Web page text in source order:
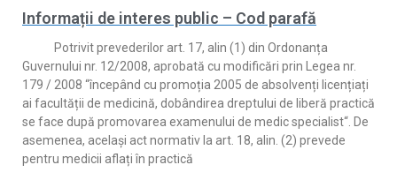
Informații de interes public – Cod parafă
Potrivit prevederilor art. 17, alin (1) din Ordonanța
Guvernului nr. 12/2008, aprobată cu modificări prin Legea nr.
179 / 2008 “începând cu promoția 2005 de absolvenți licențiați
ai facultății de medicină, dobândirea dreptului de liberă practică
se face după promovarea examenului de medic specialist“. De
asemenea, același act normativ la art. 18, alin. (2) prevede
pentru medicii aflați în practică